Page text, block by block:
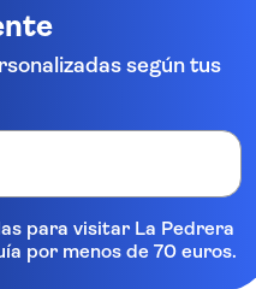
según tus
para visitar La Pedrera
por menos de 70 euros.